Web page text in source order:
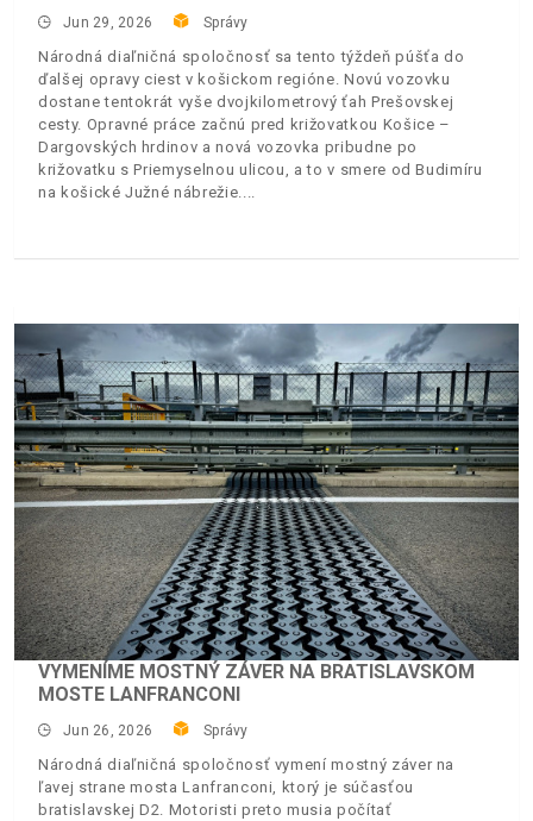
Jun 29, 2026 Správy
Národná diaľničná spoločnosť sa tento týždeň púšťa do
ďalšej opravy ciest v košickom regióne. Novú vozovku
dostane tentokrát vyše dvojkilometrový ťah Prešovskej
cesty. Opravné práce začnú pred križovatkou Košice –
Dargovských hrdinov a nová vozovka pribudne po
križovatku s Priemyselnou ulicou, a to v smere od Budimíru
na košické Južné nábrežie.
VYMENÍME MOSTNÝ ZÁVER NA BRATISLAVSKOM
MOSTE LANFRANCONI
Jun 26, 2026 Správy
Národná diaľničná spoločnosť vymení mostný záver na
ľavej strane mosta Lanfranconi, ktorý je súčasťou
bratislavskej D2. Motoristi preto musia počítať